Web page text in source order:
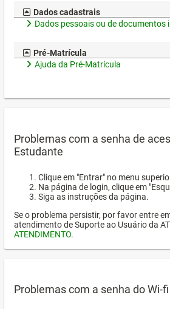
Dados cadastrais
Dados pessoais ou de documentos
Pré-Matrícula
Ajuda da Pré-Matrícula
Problemas com a senha de
Estudante
Clique em "Entrar" no menu
Na página de login, clique em
Siga as instruções da página.
Se o problema persistir, por favor entre
atendimento de Suporte ao Usuário da
ATENDIMENTO.
Problemas com a senha do Wi-fi